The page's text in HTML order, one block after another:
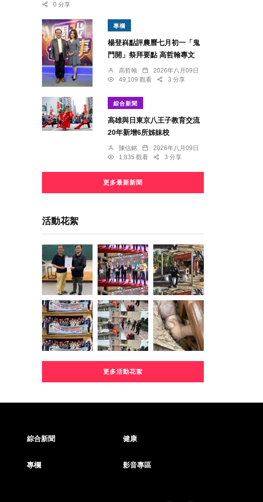
0 分享
專欄
楊登嵙點評農曆七月初一「鬼
門開」祭拜要點 高哲翰專文
高哲翰
2026年八月09日
49,109 觀看
3 分享
綜合新聞
高雄與日東京八王子教育交流
20年新增6所姊妹校
陳信銘
2026年八月09日
1,835 觀看
3 分享
更多最新新聞
活動花絮
更多活動花絮
綜合新聞 健康
專欄 影音專區